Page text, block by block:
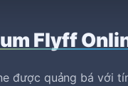
Flyff
được quảng bá với